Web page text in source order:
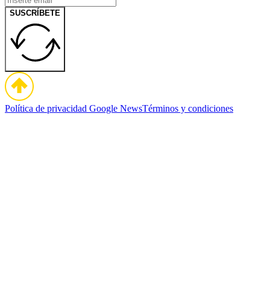
SUSCRÍBETE
Política de privacidad Google NewsTérminos y condiciones